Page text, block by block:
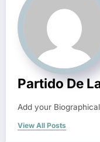
Partido De
Add your
View All Posts